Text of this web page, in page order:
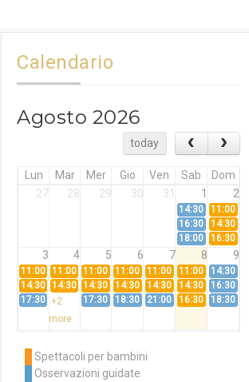
Calendario
Agosto 2026
today
Lun Mar Mer Gio Ven Sab
Dom
27
28 29 30 31 1 2
14:30
11:00
16:30
14:30
18:00
16:30
3 4 5 6 7 8 9
11:00 11:00 11:00 11:00 11:00 11:00
14:30
14:30 14:30 14:30 14:30 14:30 14:30
16:30
17:30 +2
more
17:30 18:30 21:00 16:30 18:30
11:00
14:30
Spettacoli per bambini
Osservazioni guidate